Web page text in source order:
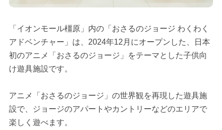
「イオンモール橿原」内の「おさるのジョージ わくわく
アドベンチャー」は、2024年12月にオープンした、日本
初のアニメ「おさるのジョージ」をテーマとした子供向
け遊具施設です。
アニメ「おさるのジョージ」の世界観を再現した遊具施
設で、ジョージのアパートやカントリーなどのエリアで
楽しく遊べます。